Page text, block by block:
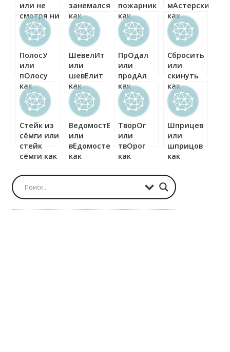
или не
смотря ни
на что как
правильно?
занемался
как
правильно?
пожарник
как
правильно?
мАстерски
как
правильно?
ПолосУ
или
пОлосу
как
правильно?
ШевелИт
или
шевЕлит
как
правильно?
ПрОдал
или
продАл
как
правильно?
Сбросить
или
скинуть
как
правильно?
Стейк из
сёмги или
стейк
сёмги как
ВедомостЕй
или
вЕдомостей
как
ТворОг
или
твОрог
как
Шприцев
или
шприцов
как